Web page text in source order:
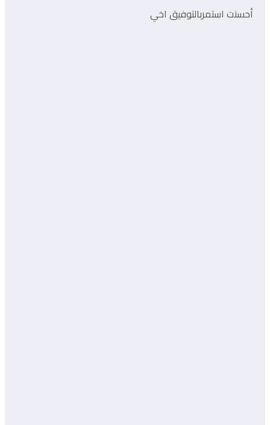
أحسنت استمربالتوفيق اخي